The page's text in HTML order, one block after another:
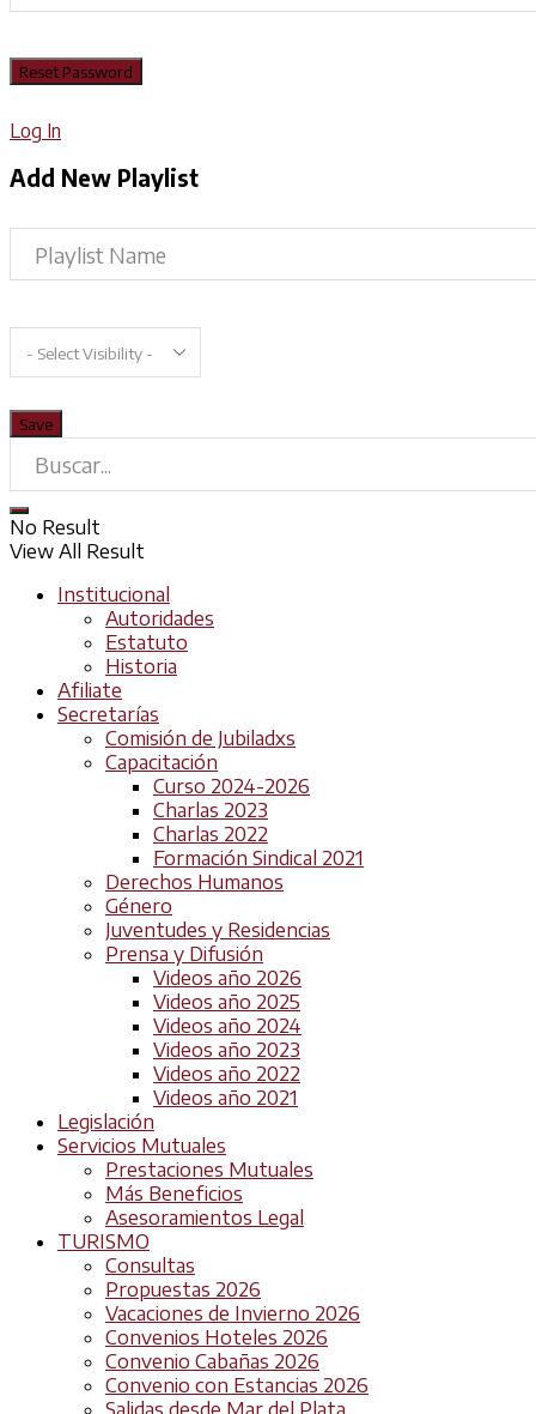
Log In
Add New Playlist
No Result
View All Result
Institucional
Autoridades
Estatuto
Historia
Afiliate
Secretarías
Comisión de Jubiladxs
Capacitación
Curso 2024-2026
Charlas 2023
Charlas 2022
Formación Sindical 2021
Derechos Humanos
Género
Juventudes y Residencias
Prensa y Difusión
Videos año 2026
Videos año 2025
Videos año 2024
Videos año 2023
Videos año 2022
Videos año 2021
Legislación
Servicios Mutuales
Prestaciones Mutuales
Más Beneficios
Asesoramientos Legal
TURISMO
Consultas
Propuestas 2026
Vacaciones de Invierno 2026
Convenios Hoteles 2026
Convenio Cabañas 2026
Convenio con Estancias 2026
Salidas desde Mar del Plata